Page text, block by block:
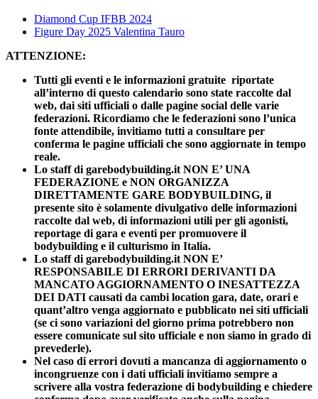
Diamond Cup IFBB 2024
Figure Day 2025 Valentina Tauro
ATTENZIONE:
Tutti gli eventi e le informazioni gratuite riportate
all’interno di questo calendario sono state raccolte dal
web, dai siti ufficiali o dalle pagine social delle varie
federazioni. Ricordiamo che le federazioni sono l’unica
fonte attendibile, invitiamo tutti a consultare per
conferma le pagine ufficiali che sono aggiornate in tempo
reale.
Lo staff di garebodybuilding.it NON E’ UNA
FEDERAZIONE e NON ORGANIZZA
DIRETTAMENTE GARE BODYBUILDING, il
presente sito è solamente divulgativo delle informazioni
raccolte dal web, di informazioni utili per gli agonisti,
reportage di gara e eventi per promuovere il
bodybuilding e il culturismo in Italia.
Lo staff di garebodybuilding.it NON E’
RESPONSABILE DI ERRORI DERIVANTI DA
MANCATO AGGIORNAMENTO O INESATTEZZA
DEI DATI causati da cambi location gara, date, orari e
quant’altro venga aggiornato e pubblicato nei siti ufficiali
(se ci sono variazioni del giorno prima potrebbero non
essere comunicate sul sito ufficiale e non siamo in grado di
prevederle).
Nel caso di errori dovuti a mancanza di aggiornamento o
incongruenze con i dati ufficiali invitiamo sempre a
scrivere alla vostra federazione di bodybuilding e chiedere